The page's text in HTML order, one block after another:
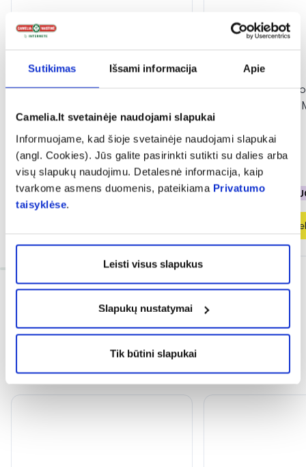
Sutikimas Išsami informacija Apie
Camelia.lt svetainėje naudojami slapukai
Informuojame, kad šioje svetainėje naudojami slapukai
(angl. Cookies). Jūs galite pasirinkti sutikti su dalies arba
visų slapukų naudojimu. Detalesnė informacija, kaip
tvarkome asmens duomenis, pateikiama Privatumo
taisyklėse.
Leisti visus slapukus
Slapukų nustatymai
Tik būtini slapukai
-50%
DELIA nagų aliejus BIO OIL
1,62 € 3,25 €
% PAPILDOMA NUOLAIDA
-50%
DELIA nagų gelis
CUTICLE GEL
Įvertinimas 5.0 iš 5
(1)
1,62 € 3,25 €
% PAPILDOMA
Į
Dažnai perkama kartu